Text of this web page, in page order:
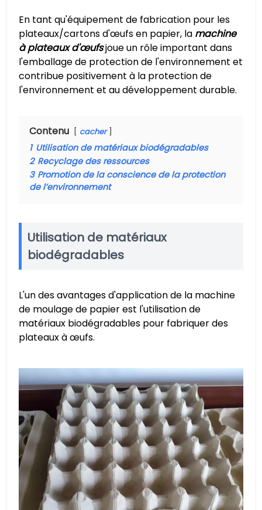
En tant qu'équipement de fabrication pour les
plateaux/cartons d'œufs en papier, la machine
à plateaux d'œufsjoue un rôle important dans
l'emballage de protection de l'environnement et
contribue positivement à la protection de
l'environnement et au développement durable.
Contenu cacher
1 Utilisation de matériaux biodégradables
2 Recyclage des ressources
3 Promotion de la conscience de la protection
de l’environnement
Utilisation de matériaux
biodégradables
L'un des avantages d'application de la machine
de moulage de papier est l'utilisation de
matériaux biodégradables pour fabriquer des
plateaux à œufs.